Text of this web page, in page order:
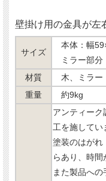
壁掛け用の金具が左
サイズ
本体：幅
ミラー部分
材質
木、ミラー
重量
約9kg
アンティーク
工を施してい
塗装のはがれ
らあり、時間
また製品へ